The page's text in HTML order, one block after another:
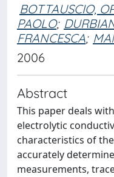
BOTTAUSCIO,
PAOLO;
FRANCESCA;
2006
Abstract
This paper deals
electrolytic
characteristics of
accurately
measurements,